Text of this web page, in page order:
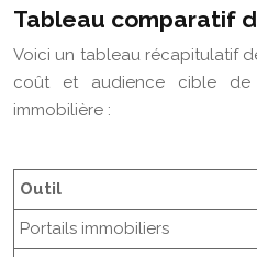
Tableau comparatif
Voici un tableau récapitulatif
coût et audience cible de
immobilière :
Outil
Portails immobiliers